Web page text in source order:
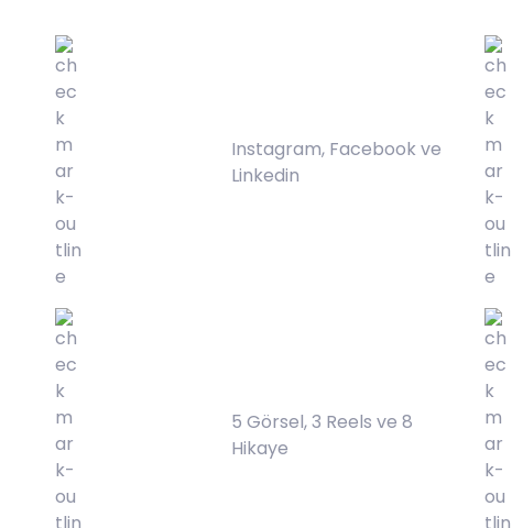
Instagram, Facebook ve
Linkedin
5 Görsel, 3 Reels ve 8
Hikaye